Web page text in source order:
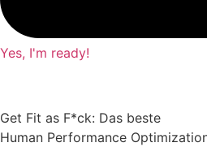
Yes, I'm ready!
Get Fit as F*ck: Das beste
Human Performance